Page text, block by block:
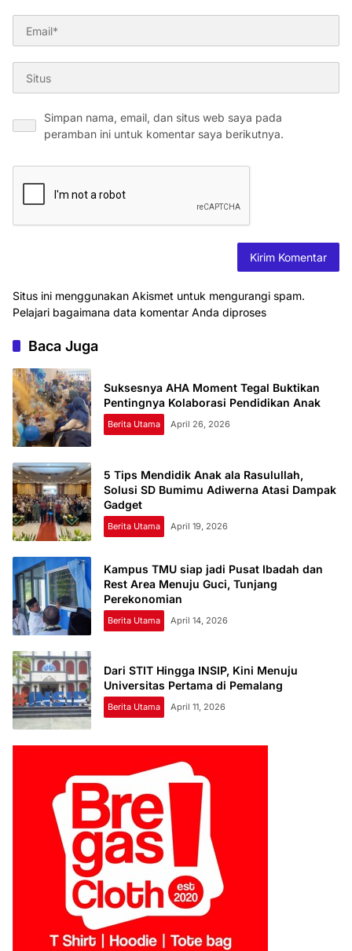
Simpan nama, email, dan situs web saya pada
peramban ini untuk komentar saya berikutnya.
Situs ini menggunakan Akismet untuk mengurangi spam.
Pelajari bagaimana data komentar Anda diproses
Baca Juga
Suksesnya AHA Moment Tegal Buktikan
Pentingnya Kolaborasi Pendidikan Anak
Berita Utama April 26, 2026
5 Tips Mendidik Anak ala Rasulullah,
Solusi SD Bumimu Adiwerna Atasi Dampak
Gadget
Berita Utama April 19, 2026
Kampus TMU siap jadi Pusat Ibadah dan
Rest Area Menuju Guci, Tunjang
Perekonomian
Berita Utama April 14, 2026
Dari STIT Hingga INSIP, Kini Menuju
Universitas Pertama di Pemalang
Berita Utama April 11, 2026